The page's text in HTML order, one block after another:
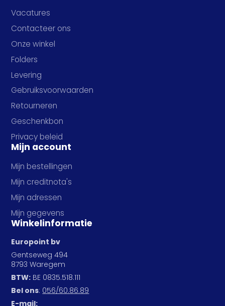
Vacatures
Contacteer ons
Onze winkel
Folders
Levering
Gebruiksvoorwaarden
Retourneren
Geschenkbon
Privacy beleid
Mijn account
Mijn bestellingen
Mijn creditnota's
Mijn adressen
Mijn gegevens
Winkelinformatie
Europoint bv
Gentseweg 494
8793 Waregem
BTW: BE 0835.518.111
Bel ons: 056/60.86.89
E-mail: